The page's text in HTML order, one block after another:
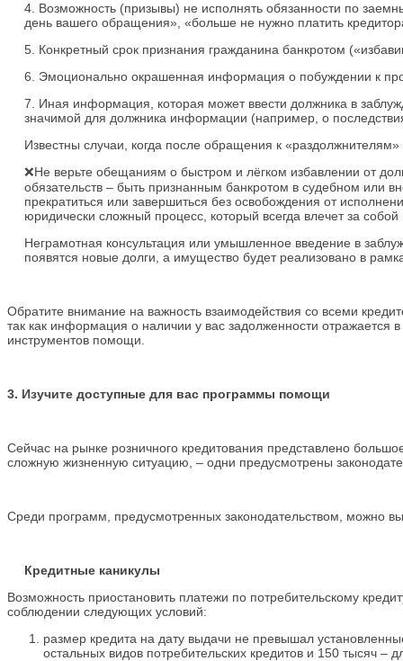
4. Возможность (призывы) не исполнять обязанности по
день вашего обращения», «больше не нужно платить
5. Конкретный срок признания гражданина банкротом
6. Эмоционально окрашенная информация о побуждении к
7. Иная информация, которая может ввести должника в
значимой для должника информации (например, о
Известны случаи, когда после обращения к
❌Не верьте обещаниям о быстром и лёгком избавлении от
обязательств – быть признанным банкротом в судебном или
прекратиться или завершиться без освобождения от
юридически сложный процесс, который всегда влечет за
Неграмотная консультация или умышленное введение в
появятся новые долги, а имущество будет реализовано в
Обратите внимание на важность взаимодействия со всеми
так как информация о наличии у вас задолженности
инструментов помощи.
3. Изучите доступные для вас программы помощи
Сейчас на рынке розничного кредитования представлено
сложную жизненную ситуацию, – одни предусмотрены
Среди программ, предусмотренных законодательством, можно
Кредитные каникулы
Возможность приостановить платежи по потребительскому
соблюдении следующих условий:
размер кредита на дату выдачи не превышал
остальных видов потребительских кредитов и 150 тысяч –